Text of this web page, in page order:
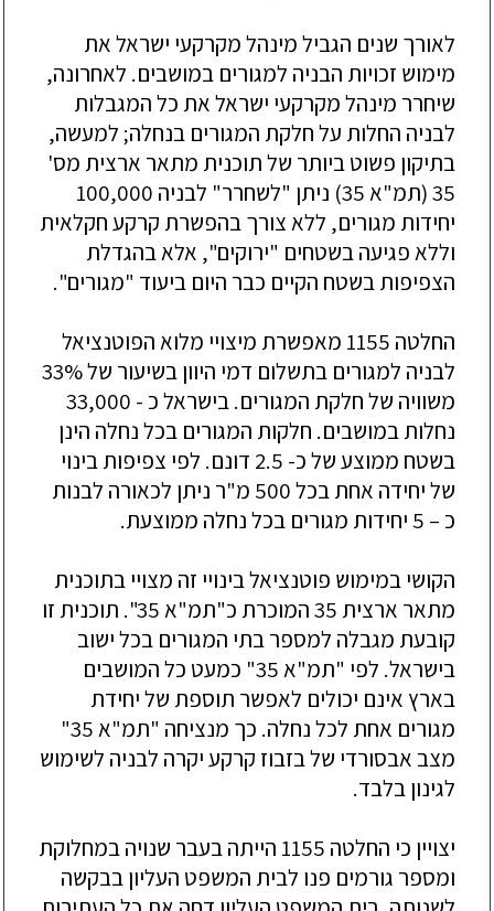
לאורך שנים הגביל מינהל מקרקעי ישראל את
מימוש זכויות הבניה למגורים במושבים. לאחרונה,
שיחרר מינהל מקרקעי ישראל את כל המגבלות
לבניה החלות על חלקת המגורים בנחלה; למעשה,
בתיקון פשוט ביותר שלתוכנית מתאר ארצית מס'
35 (תמ"א 35)
ניתן "לשחרר"
לבניה 100,000
יחידות מגורים, ללא צורך בהפשרת קרקע חקלאית
וללא פגיעה בשטחים "ירוקים", אלא בהגדלת
הצפיפות בשטח הקיים כבר היום ביעוד "מגורים".
החלטה 1155 מאפשר ת מיצויי מלוא הפוטנציאל
לבניה למגורים בתשלום דמי היוון
בשיעור של 33%
משוויה של חלקת המגורים.בישראלכ - 33,000
נחלות במושבים. חלקות המגורים בכל נחלה הינן
בשטח ממוצעשל כ- 2.5 דונם. לפי צפיפות בינוי
שליחידה אחת בכל 500 מ"ר ניתן לכאורה לבנות
כ – 5 יחידות מגורים ב
כל נחלה ממוצעת.
הקושי במימוש פוטנציאל בינויי זה מצויי בתוכנית
מתאר ארצית 35 המוכרת כ" תמ"א 35
". תוכנית זו
קובעת מגבלה למספר בתי המגורים בכל ישוב
בישראל.
לפי "תמ"א 35" כמעט כל המושבים
בארץ אינם יכולים לאפשר תוספת של יחידת
מגורים אחת לכל נחלה. כך מנציחה "תמ"א 35"
מצב אבסורדי של בזבוז קרקע יקרה לבניה לשימוש
לגינון בלבד.
יצויין כי החלטה 1155 הייתה בעבר שנויה במחלוקת
ומספר גורמים פנו לבית המשפט העליון בבקשה